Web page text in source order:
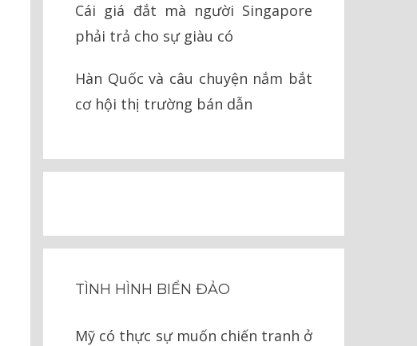
Cái giá đắt mà người Singapore
phải trả cho sự giàu có
Hàn Quốc và câu chuyện nắm bắt
cơ hội thị trường bán dẫn
TÌNH HÌNH BIỂN ĐẢO
Mỹ có thực sự muốn chiến tranh ở